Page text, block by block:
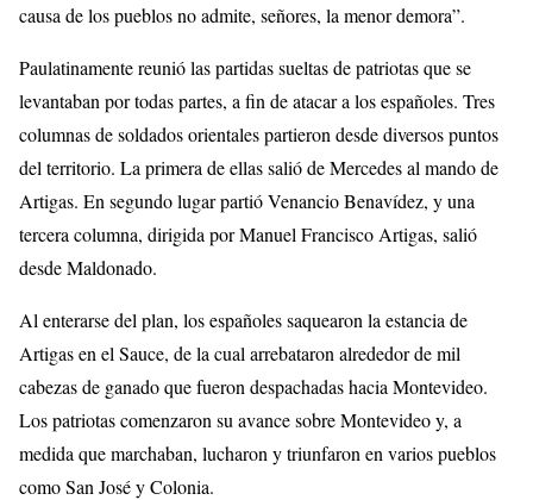
causa de los pueblos no admite, señores, la menor demora”.
Paulatinamente reunió las partidas sueltas de patriotas que se
levantaban por todas partes, a fin de atacar a los españoles. Tres
columnas de soldados orientales partieron desde diversos puntos
del territorio. La primera de ellas salió de Mercedes al mando de
Artigas. En segundo lugar partió Venancio Benavídez, y una
tercera columna, dirigida por Manuel Francisco Artigas, salió
desde Maldonado.
Al enterarse del plan, los españoles saquearon la estancia de
Artigas en el Sauce, de la cual arrebataron alrededor de mil
cabezas de ganado que fueron despachadas hacia Montevideo.
Los patriotas comenzaron su avance sobre Montevideo y, a
medida que marchaban, lucharon y triunfaron en varios pueblos
como San José y Colonia.